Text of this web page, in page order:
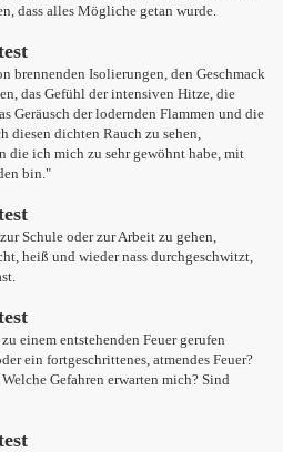
dass alles Mögliche getan wurde.
brennenden Isolierungen, den Geschmack
das Gefühl der intensiven Hitze, die
Geräusch der lodernden Flammen und die
diesen dichten Rauch zu sehen,
die ich mich zu sehr gewöhnt habe, mit
bin."
Schule oder zur Arbeit zu gehen,
heiß und wieder nass durchgeschwitzt,
einem entstehenden Feuer gerufen
ein fortgeschrittenes, atmendes Feuer?
Gefahren erwarten mich? Sind